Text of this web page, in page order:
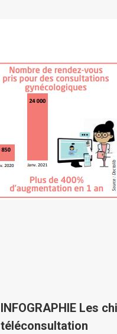
INFOGRAPHIE Les
téléconsultation